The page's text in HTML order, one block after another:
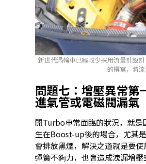
新世代渦輪車已經較少採用流量計設
的撰寫，將
問題七：增壓異常第
進氣管或電磁閥漏氣
開Turbo車常面臨的狀況，就
生在Boost-up後的場合，尤其
會排放黑煙，解決之道就是要
彈簧不夠力，也會造成洩漏增